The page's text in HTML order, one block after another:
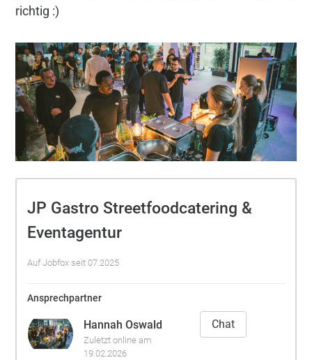
richtig :)
JP Gastro Streetfoodcatering &
Eventagentur
Auf Jobfox seit 07.2025
Ansprechpartner
Hannah Oswald
Zuletzt online am
19.02.2026
Chat